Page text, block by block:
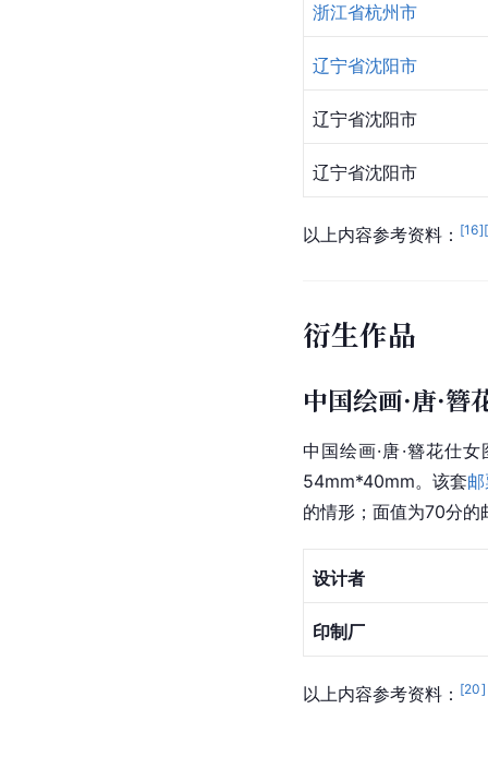
浙江省杭州市
辽宁省沈阳市
辽宁省沈阳市
辽宁省沈阳市
以上内容参考资料： [16][
衍生作品
中国绘画·唐·簪
中国绘画·唐·簪花仕
54mm*40mm。该套
的情形；面值为70分的
设计者
印制厂
以上内容参考资料： [20]